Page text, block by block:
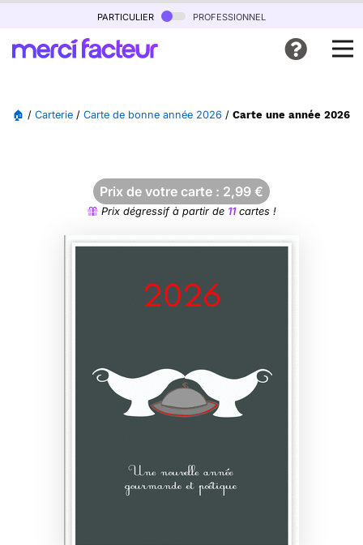
particulier professionnel
🏠 / Carterie / Carte de bonne année 2026 / Carte une année 2026
Prix de votre carte : 2,99 €
Prix dégressif à partir de 11cartes !